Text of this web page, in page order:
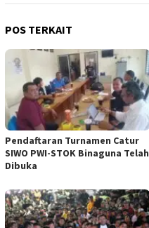
POS TERKAIT
Pendaftaran Turnamen Catur
SIWO PWI-STOK Binaguna Telah
Dibuka